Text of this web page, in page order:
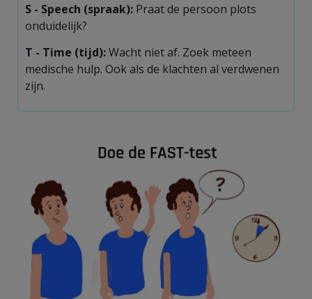
S - Speech (spraak): Praat de persoon plots
onduidelijk?
T - Time (tijd):Wacht niet af. Zoek meteen
medische hulp. Ook als de klachten al verdwenen
zijn.